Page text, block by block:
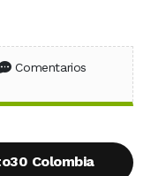
Facebook
en X (Twitter)
en WhatsApp
Comentarios
Colombia